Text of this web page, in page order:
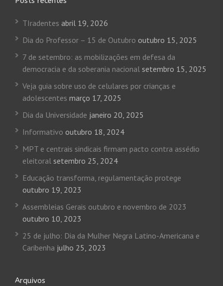
TIradentes abril 19, 2026
Dia do Professor – 15 de Outubro outubro 15, 2025
7 de setembro: as mobilizações em defesa da
democracia e da soberania nacional setembro 15, 2025
Veja guia sobre uso de celulares por crianças e
adolescentes março 17, 2025
Dia da Universidade janeiro 20, 2025
Informativo outubro 18, 2024
MPT e centrais sindicais firmam pacto contra assédio
eleitoral setembro 25, 2024
Educação transforma, regulamentação protege
outubro 19, 2023
Assembleias Gerais outubro e novembro de 2023
outubro 10, 2023
25 de julho: Dia da Mulher Negra Latino-Americana e
Caribenha julho 25, 2023
Arquivos